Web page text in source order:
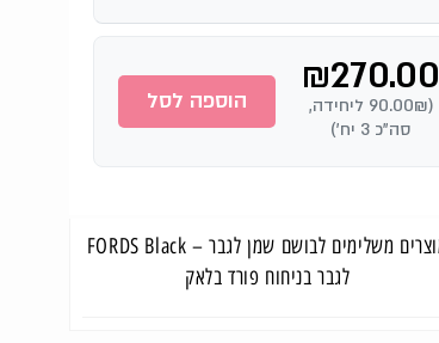
₪270.00
(90.00₪ ליחידה,
סה"כ 3 יח')
הוספה לסל
מוצרים משלימים לבושם שמן לגבר – FORDS Black
לגבר בניחוח פורד בלאק